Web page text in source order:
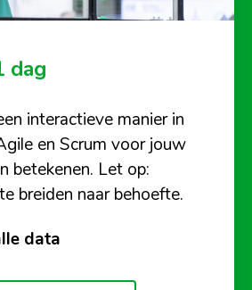
dag
interactieve manier in
en Scrum voor jouw
betekenen. Let op:
breiden naar behoefte.
data